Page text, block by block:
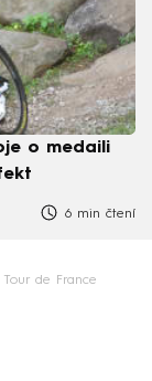
o medaili
6 min čtení
Tour de France